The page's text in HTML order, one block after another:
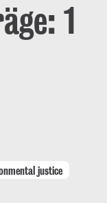
1
justice